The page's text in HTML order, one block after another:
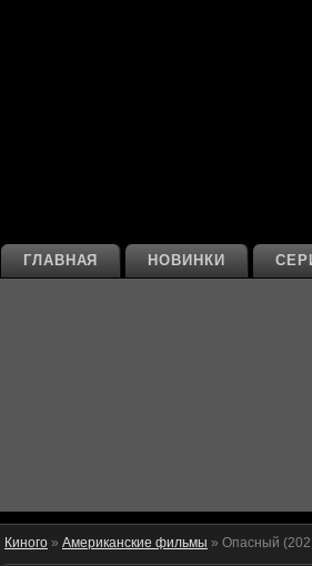
НОВИНКИ
ГЛАВНАЯ
Киного » Американские фильмы » Опасный